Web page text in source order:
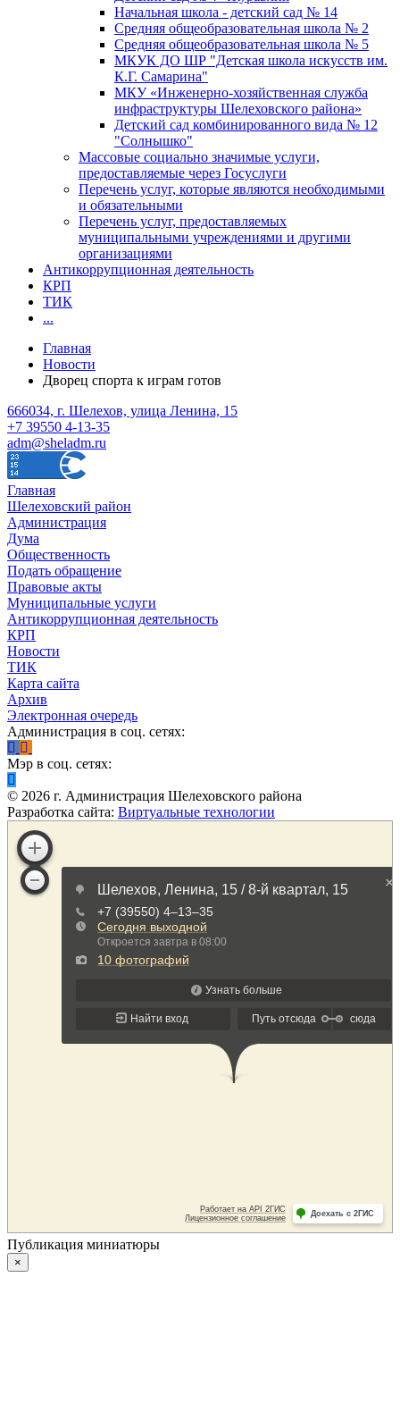
Начальная школа - детский сад № 14
Средняя общеобразовательная школа № 2
Средняя общеобразовательная школа № 5
МКУК ДО ШР "Детская школа искусств им.
К.Г. Самарина"
МКУ «Инженерно-хозяйственная служба
инфраструктуры Шелеховского района»
Детский сад комбинированного вида № 12
"Солнышко"
Массовые социально значимые услуги,
предоставляемые через Госуслуги
Перечень услуг, которые являются необходимыми
и обязательными
Перечень услуг, предоставляемых
муниципальными учреждениями и другими
организациями
Антикоррупционная деятельность
КРП
ТИК
...
Главная
Новости
Дворец спорта к играм готов
666034, г. Шелехов, улица Ленина, 15
+7 39550 4-13-35
adm@sheladm.ru
Главная
Шелеховский район
Администрация
Дума
Общественность
Подать обращение
Правовые акты
Муниципальные услуги
Антикоррупционная деятельность
КРП
Новости
ТИК
Карта сайта
Архив
Электронная очередь
Администрация в соц. сетях:
Мэр в соц. сетях:
© 2026 г. Администрация Шелеховского района
Разработка сайта: Виртуальные технологии
Публикация миниатюры
×